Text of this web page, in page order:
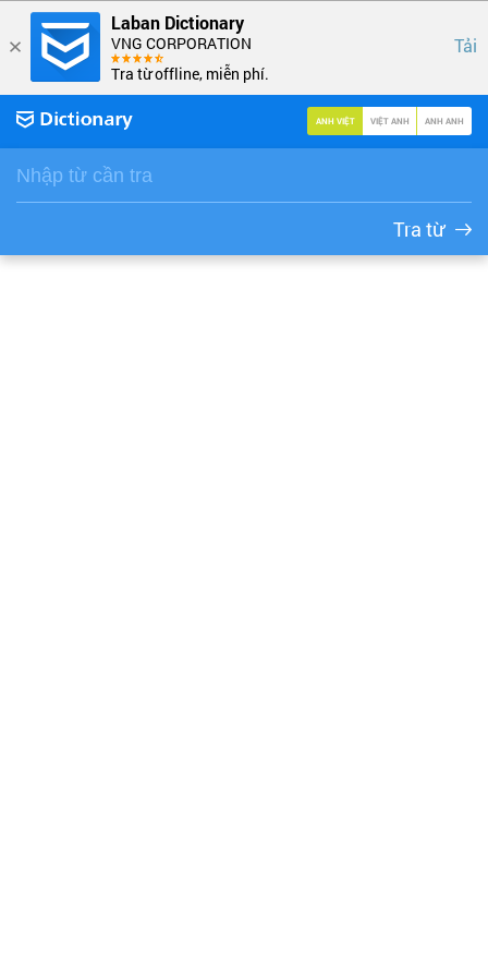
Laban Dictionary
VNG CORPORATION
Tra từ offline, miễn phí.
Tải
ANH VIỆT VIỆT ANH ANH ANH
Tra từ